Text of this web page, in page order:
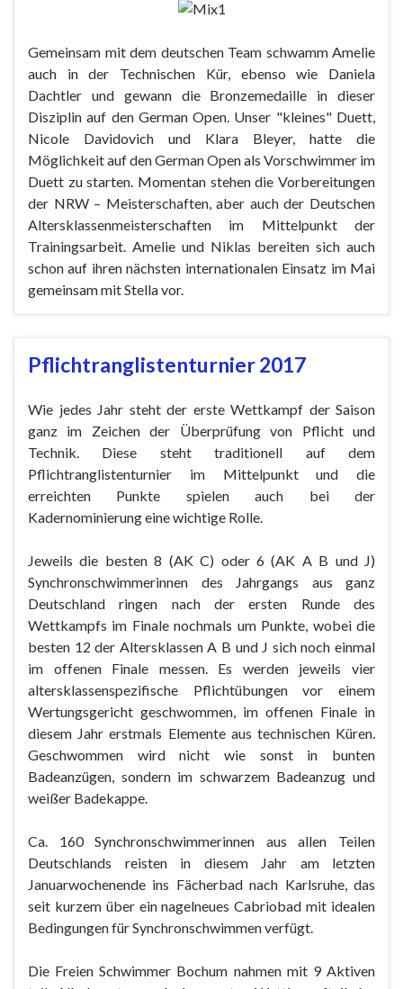
Gemeinsam mit dem deutschen Team schwamm Amelie
auch in der Technischen Kür, ebenso wie Daniela
Dachtler und gewann die Bronzemedaille in dieser
Disziplin auf den German Open. Unser "kleines" Duett,
Nicole Davidovich und Klara Bleyer, hatte die
Möglichkeit auf den German Open als Vorschwimmer im
Duett zu starten. Momentan stehen die Vorbereitungen
der NRW – Meisterschaften, aber auch der Deutschen
Altersklassenmeisterschaften im Mittelpunkt der
Trainingsarbeit. Amelie und Niklas bereiten sich auch
schon auf ihren nächsten internationalen Einsatz im Mai
gemeinsam mit Stella vor.
Pflichtranglistenturnier 2017
Wie jedes Jahr steht der erste Wettkampf der Saison
ganz im Zeichen der Überprüfung von Pflicht und
Technik. Diese steht traditionell auf dem
Pflichtranglistenturnier im Mittelpunkt und die
erreichten Punkte spielen auch bei der
Kadernominierung eine wichtige Rolle.
Jeweils die besten 8 (AK C) oder 6 (AK A B und J)
Synchronschwimmerinnen des Jahrgangs aus ganz
Deutschland ringen nach der ersten Runde des
Wettkampfs im Finale nochmals um Punkte, wobei die
besten 12 der Altersklassen A B und J sich noch einmal
im offenen Finale messen. Es werden jeweils vier
altersklassenspezifische Pflichtübungen vor einem
Wertungsgericht geschwommen, im offenen Finale in
diesem Jahr erstmals Elemente aus technischen Küren.
Geschwommen wird nicht wie sonst in bunten
Badeanzügen, sondern im schwarzem Badeanzug und
weißer Badekappe.
Ca. 160 Synchronschwimmerinnen aus allen Teilen
Deutschlands reisten in diesem Jahr am letzten
Januarwochenende ins Fächerbad nach Karlsruhe, das
seit kurzem über ein nagelneues Cabriobad mit idealen
Bedingungen für Synchronschwimmen verfügt.
Die Freien Schwimmer Bochum nahmen mit 9 Aktiven